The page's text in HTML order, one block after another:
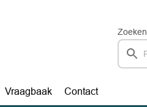
Zoeken
Vraagbaak Contact